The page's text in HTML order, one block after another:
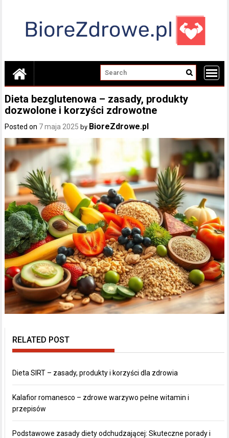
Dieta bezglutenowa – zasady, produkty
dozwolone i korzyści zdrowotne
Posted on 7 maja 2025 by BioreZdrowe.pl
RELATED POST
Dieta SIRT – zasady, produkty i korzyści dla zdrowia
Kalafior romanesco – zdrowe warzywo pełne witamin i
przepisów
Podstawowe zasady diety odchudzającej: Skuteczne porady i